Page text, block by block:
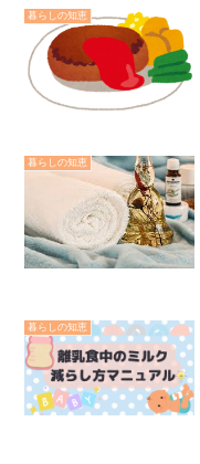
暮らしの知恵
暮らしの知恵
暮らしの知恵